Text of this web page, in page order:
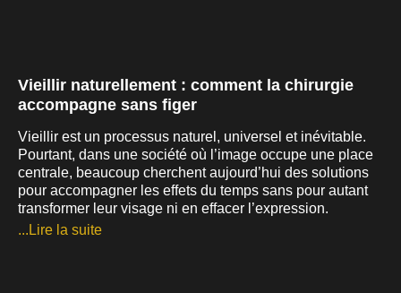
Vieillir naturellement : comment la chirurgie
accompagne sans figer
Vieillir est un processus naturel, universel et inévitable.
Pourtant, dans une société où l’image occupe une place
centrale, beaucoup cherchent aujourd’hui des solutions
pour accompagner les effets du temps sans pour autant
transformer leur visage ni en effacer l’expression.
...Lire la suite